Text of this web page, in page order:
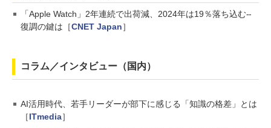
「Apple Watch」2年連続で出荷減、2024年は19％落ち込む--
復調の鍵は［CNET Japan］
コラム／インタビュー（国内）
AI活用時代、若手リーダーが部下に感じる「知識の格差」とは
［ITmedia］